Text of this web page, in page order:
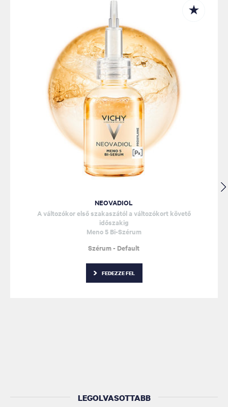
NEOVADIOL
A változókor első szakaszától a változókort követő
időszakig
Meno 5 Bi-Szérum
Szérum - Default
FEDEZZE FEL
LEGOLVASOTTABB